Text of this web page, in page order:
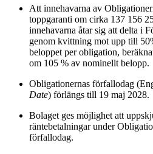
Att innehavarna av
toppgaranti om cirka 137 156
innehavarna åtar sig att delta i
genom kvittning mot upp till
beloppet per obligation,
om 105 % av nominellt belopp.
Obligationernas förfallodag
Date) förlängs till 19 maj 2028.
Bolaget ges möjlighet att
räntebetalningar under
förfallodag.